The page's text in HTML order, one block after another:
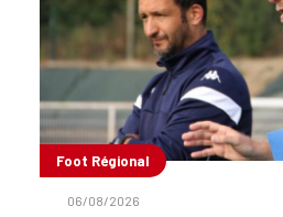
Foot Régional
06/08/2026